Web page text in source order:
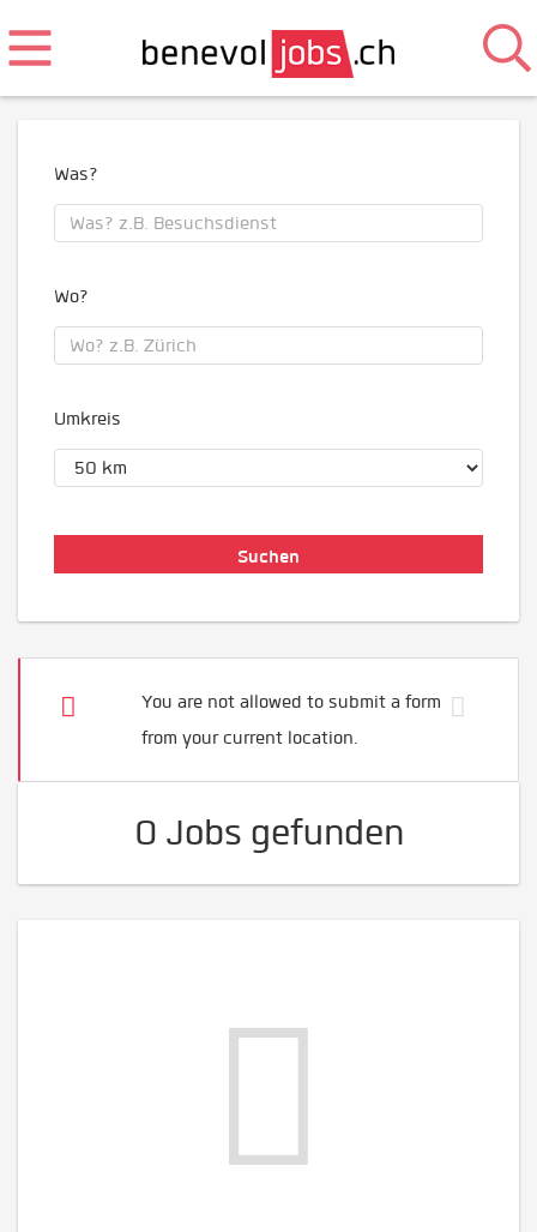
Was?
Wo?
Umkreis
You are not allowed to submit a form
from your current location.
0 Jobs gefunden